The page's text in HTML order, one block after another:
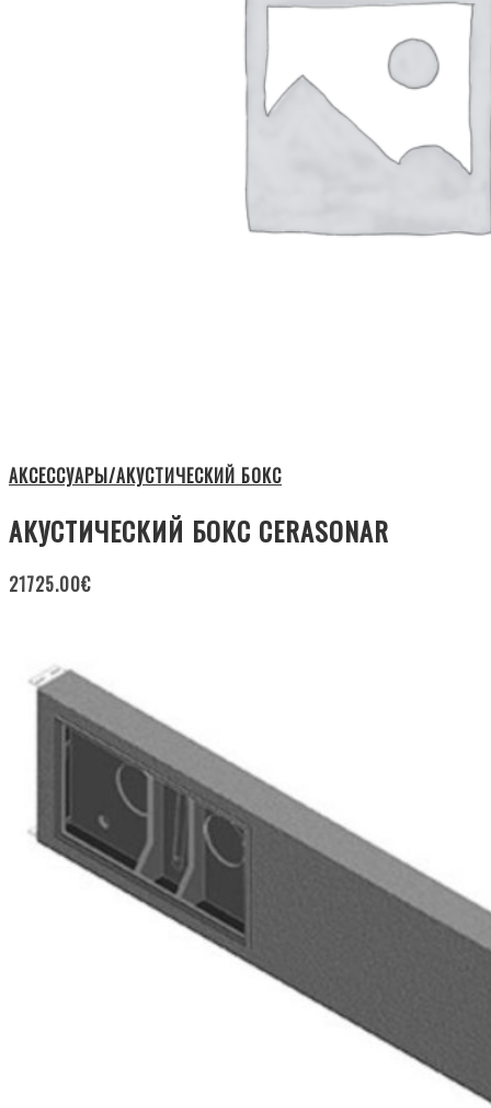
АКСЕССУАРЫ/АКУСТИЧЕСКИЙ БОКС
АКУСТИЧЕСКИЙ БОКС CERASONAR
21725.00€